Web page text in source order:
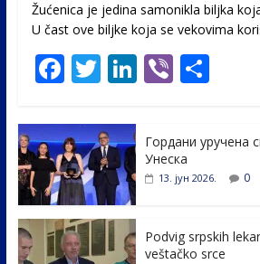
Žućenica je jedina samonikla biljka
U čast ovе biljke koja se vekovima
F
e
b
o
o
k
T
itt
er
Li
e
dI
Vi S
e
Гордани уручена
Унеска
13. јун 2026. 0
Podvig srpskih
veštačko srce